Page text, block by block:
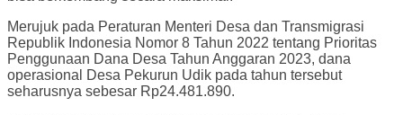
Merujuk pada Peraturan Menteri Desa dan Transmigrasi
Republik Indonesia Nomor 8 Tahun 2022 tentang Prioritas
Penggunaan Dana Desa Tahun Anggaran 2023, dana
operasional Desa Pekurun Udik pada tahun tersebut
seharusnya sebesar Rp24.481.890.